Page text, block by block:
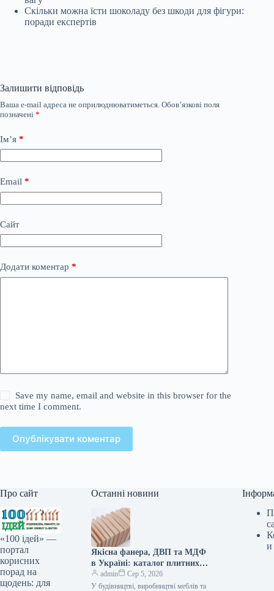
Скільки можна їсти шоколаду без шкоди для фігури:
поради експертів
Залишити відповідь
Ваша e-mail адреса не оприлюднюватиметься. Обов’язкові поля
позначені *
Ім’я *
Email *
Сайт
Додати коментар *
Save my name, email and website in this browser for the
next time I comment.
Опублікувати коментар
Про сайт
«100 ідей» —
портал
корисних
порад на
щодень: для
Останні новини
Якісна фанера, ДВП та МДФ
в Україні: каталог плитних
матеріалів від «ВІН-ВУД»
admin
Сер 5, 2026
У будівництві, виробництві меблів та
и